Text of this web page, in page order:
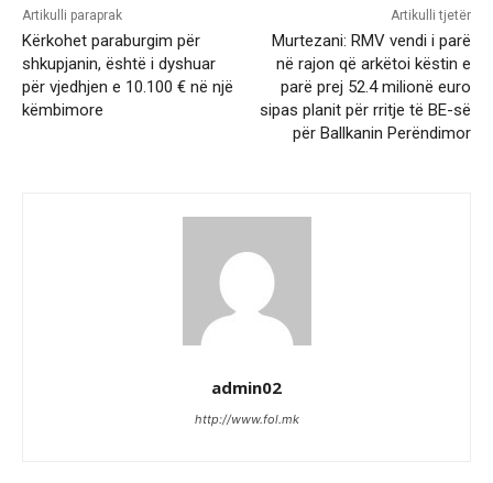
Artikulli paraprak
Kërkohet paraburgim për
shkupjanin, është i dyshuar
për vjedhjen e 10.100 € në një
këmbimore
Artikulli tjetër
Murtezani: RMV vendi i parë
në rajon që arkëtoi këstin e
parë prej 52.4 milionë euro
sipas planit për rritje të BE-së
për Ballkanin Perëndimor
admin02
http://www.fol.mk